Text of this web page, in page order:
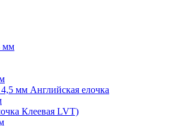
мм
мм Английская елочка
Клеевая LVT)